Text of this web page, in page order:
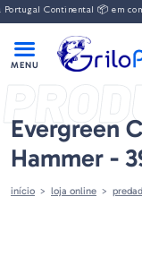
Continental 📦 em compras
Evergreen
Hammer -
início loja online